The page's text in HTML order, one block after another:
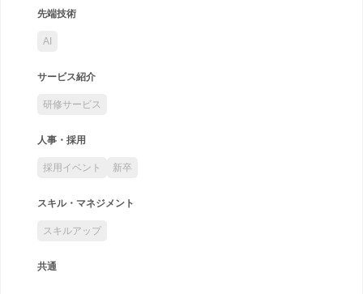
先端技術
AI
サービス紹介
研修サービス
人事・採用
採用イベント 新卒
スキル・マネジメント
スキルアップ
共通